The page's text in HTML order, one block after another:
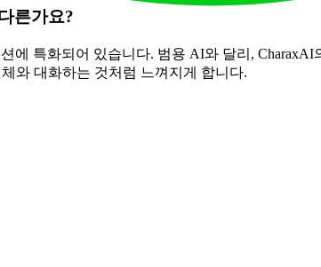
른가요?
에 특화되어 있습니다. 범용 AI와 달리,
와 대화하는 것처럼 느껴지게 합니다.